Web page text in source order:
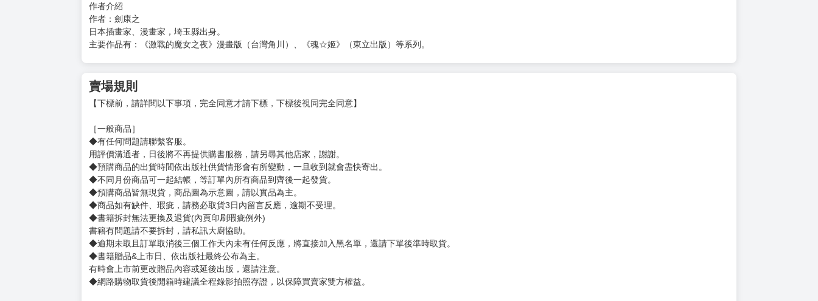
作者介紹
作者：劍康之
日本插畫家、漫畫家，埼玉縣出身。
主要作品有：《激戰的魔女之夜》漫畫版（台灣角川）、《魂☆姬》（東立出版）等系列。
賣場規則
【下標前，請詳閱以下事項，完全同意才請下標，下標後視同完全同意】
［一般商品］
◆有任何問題請聯繫客服。
用評價溝通者，日後將不再提供購書服務，請另尋其他店家，謝謝。
◆預購商品的出貨時間依出版社供貨情形會有所變動，一旦收到就會盡快寄出。
◆不同月份商品可一起結帳，等訂單內所有商品到齊後一起發貨。
◆預購商品皆無現貨，商品圖為示意圖，請以實品為主。
◆商品如有缺件、瑕疵，請務必取貨3日內留言反應，逾期不受理。
◆書籍拆封無法更換及退貨(內頁印刷瑕疵例外)
書籍有問題請不要拆封，請私訊大廚協助。
◆逾期未取且訂單取消後三個工作天內未有任何反應，將直接加入黑名單，還請下單後準時取貨。
◆書籍贈品&上市日、依出版社最終公布為主。
有時會上市前更改贈品內容或延後出版，還請注意。
◆網路購物取貨後開箱時建議全程錄影拍照存證，以保障買賣家雙方權益。